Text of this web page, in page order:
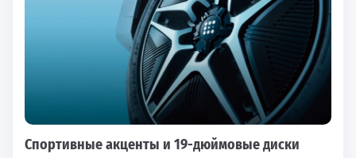
Спортивные акценты и 19-дюймовые диски